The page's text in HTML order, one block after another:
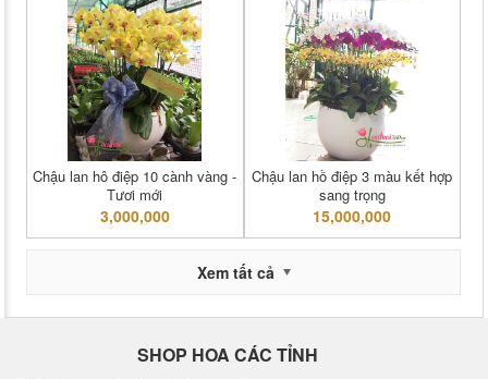
Chậu lan hô điệp 10 cành vàng -
Tươi mới
3,000,000
Chậu lan hồ điệp 3 màu kết hợp
sang trọng
15,000,000
Xem tất cả
SHOP HOA CÁC TỈNH